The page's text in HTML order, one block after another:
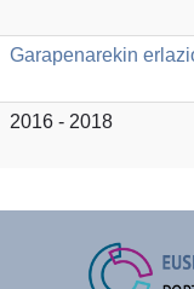
Garapenarekin
2016 - 2018